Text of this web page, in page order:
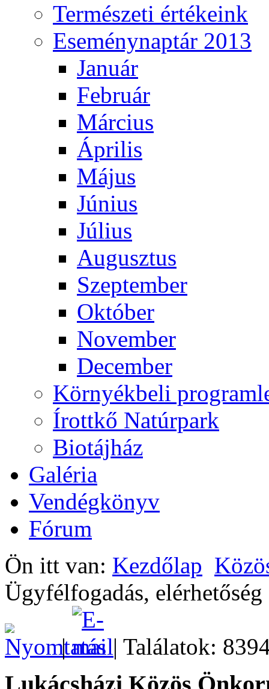
Természeti értékeink
Eseménynaptár 2013
Január
Február
Március
Április
Május
Június
Július
Augusztus
Szeptember
Október
November
December
Környékbeli
Írottkő Natúrpark
Biotájház
Galéria
Vendégkönyv
Fórum
Ön itt van: Kezdőlap
Ügyfélfogadás, elérhetőség
| | Találatok: